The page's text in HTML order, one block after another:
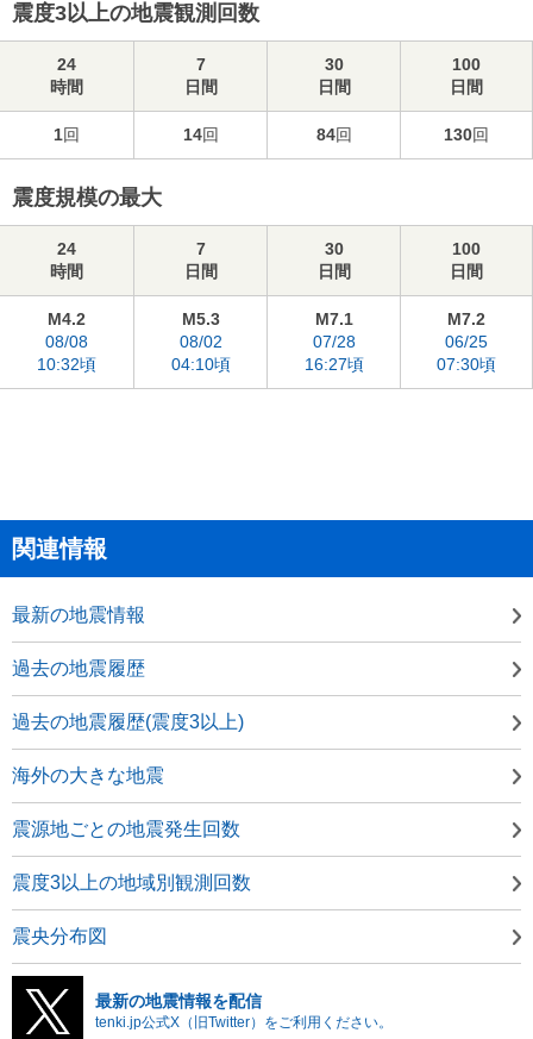
震度3以上の地震観測回数
24
時間
7
日間
30
日間
100
日間
1回 14回 84回 130回
震度規模の最大
24
時間
7
日間
30
日間
100
日間
M4.2
08/08
10:32頃
M5.3
08/02
04:10頃
M7.1
07/28
16:27頃
M7.2
06/25
07:30頃
関連情報
最新の地震情報
過去の地震履歴
過去の地震履歴(震度3以上)
海外の大きな地震
震源地ごとの地震発生回数
震度3以上の地域別観測回数
震央分布図
最新の地震情報を配信
tenki.jp公式X（旧Twitter）をご利用ください。